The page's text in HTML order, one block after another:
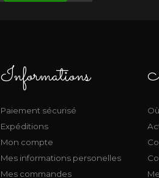
Informations
Paiement sécurisé
Expéditions
Mon compte
Mes informations personelles
Mes commandes